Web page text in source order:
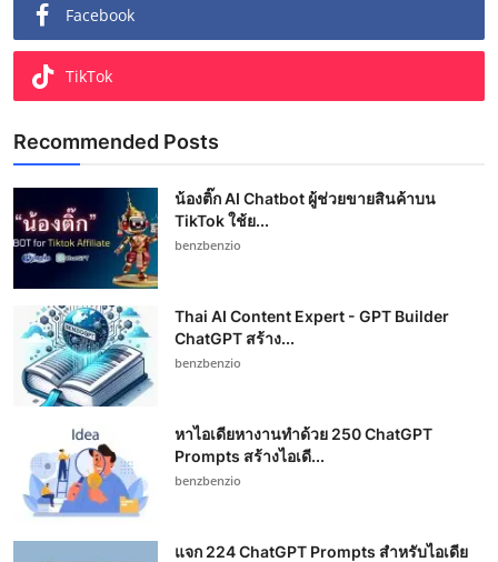
Facebook
TikTok
Recommended Posts
น้องติ๊ก AI Chatbot ผู้ช่วยขายสินค้าบน
TikTok ใช้ย...
benzbenzio
Thai AI Content Expert - GPT Builder
ChatGPT สร้าง...
benzbenzio
หาไอเดียหางานทำด้วย 250 ChatGPT
Prompts สร้างไอเดี...
benzbenzio
แจก 224 ChatGPT Prompts สำหรับไอเดีย